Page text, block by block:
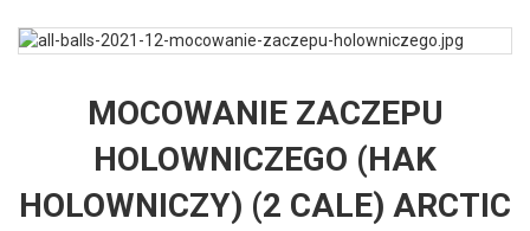
MOCOWANIE ZACZEPU
HOLOWNICZEGO (HAK
HOLOWNICZY) (2 CALE) ARCTIC